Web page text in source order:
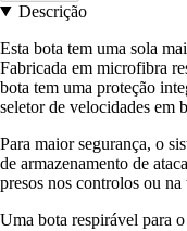
Descrição
Esta bota tem uma sola
Fabricada em microfibra
bota tem uma proteção
seletor de velocidades em
Para maior segurança, o
de armazenamento de
presos nos controlos ou na
Uma bota respirável para